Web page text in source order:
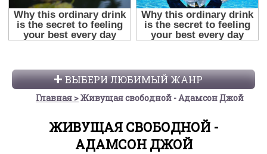
ВЫБЕРИ ЛЮБИМЫЙ ЖАНР
Главная Живущая свободной - Адамсон Джой
ЖИВУЩАЯ СВОБОДНОЙ -
АДАМСОН ДЖОЙ